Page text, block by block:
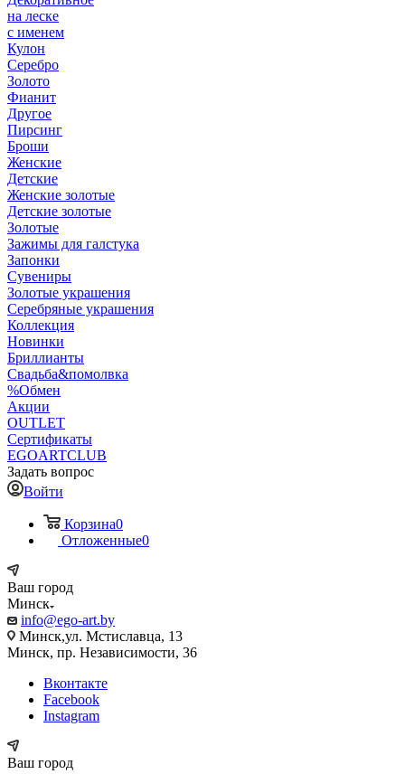
на леске
с именем
Кулон
Серебро
Золото
Фианит
Другое
Пирсинг
Броши
Женские
Детские
Женские золотые
Детские золотые
Золотые
Зажимы для галстука
Запонки
Сувениры
Золотые украшения
Серебряные украшения
Коллекция
Новинки
Бриллианты
Свадьба&помолвка
%Обмен
Акции
OUTLET
Сертификаты
EGOARTCLUB
Задать вопрос
Войти
Корзина0
Отложенные0
Ваш город
Минск
info@ego-art.by
Минск,ул. Мстиславца, 13
Минск, пр. Независимости, 36
Вконтакте
Facebook
Instagram
Ваш город